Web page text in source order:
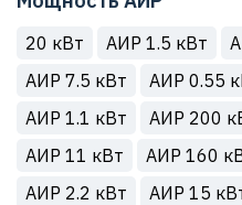
20 кВт АИР 1.5 кВт
АИР 7.5 кВт
АИР 0.55
АИР 1.1 кВт
АИР 200
АИР 11 кВт
АИР 160
АИР 2.2 кВт
АИР 15